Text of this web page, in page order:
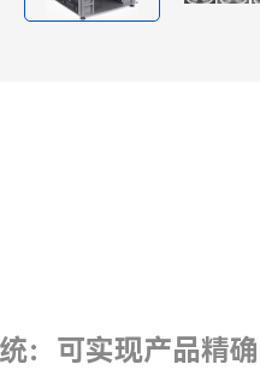
：可实现产品精